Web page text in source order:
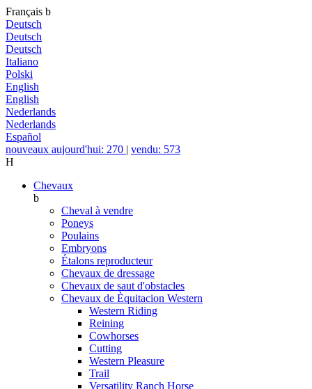
Français b
Deutsch
Deutsch
Deutsch
Italiano
Polski
English
English
Nederlands
Nederlands
Español
nouveaux aujourd'hui: 270 | vendu: 573
H
Chevaux
b
Cheval à vendre
Poneys
Poulains
Embryons
Étalons reproducteur
Chevaux de dressage
Chevaux de saut d'obstacles
Chevaux de Èquitacion Western
Western Riding
Reining
Cowhorses
Cutting
Western Pleasure
Trail
Versatility Ranch Horse